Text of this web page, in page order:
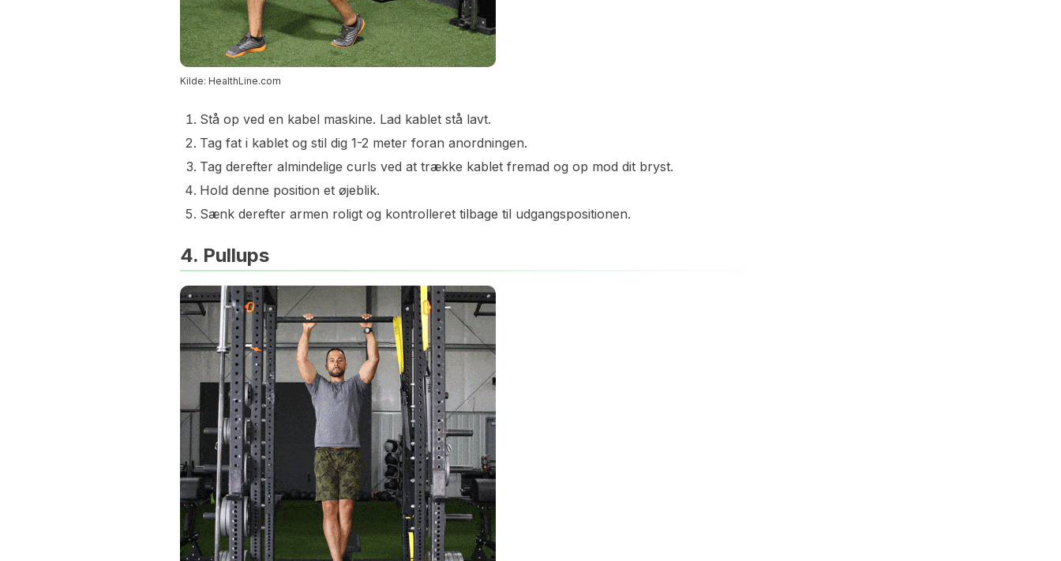
Kilde: HealthLine.com
Stå op ved en kabel maskine. Lad kablet stå lavt.
Tag fat i kablet og stil dig 1-2 meter foran anordningen.
Tag derefter almindelige curls ved at trække kablet fremad og op mod dit bryst.
Hold denne position et øjeblik.
Sænk derefter armen roligt og kontrolleret tilbage til udgangspositionen.
4. Pullups